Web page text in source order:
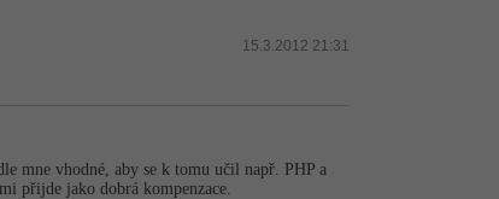
15.3.2012 21:31
mne vhodné, aby se k tomu učil např. PHP a
přijde jako dobrá kompenzace.